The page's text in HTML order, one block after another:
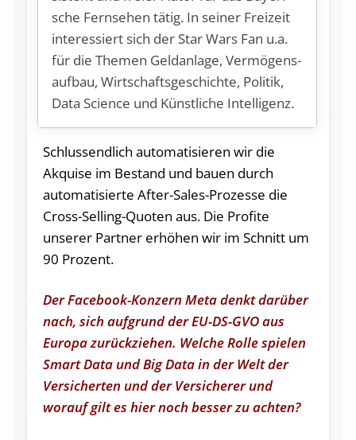
sche Fern­se­hen tä­tig. In sei­ner Frei­zeit
in­ter­es­siert sich der Star Wars Fan u.a.
für die The­men Geld­an­la­ge, Ver­mö­gens­
auf­bau, Wirt­schafts­ge­schich­te, Po­li­tik,
Da­ta Sci­ence und Künst­li­che Intelligenz.
Schlussendlich automatisieren wir die
Akquise im Bestand und bauen durch
automatisierte After-Sales-Prozesse die
Cross-Selling-Quoten aus. Die Profite
unserer Partner erhöhen wir im Schnitt um
90 Prozent.
Der Facebook-Konzern Meta denkt darüber
nach, sich aufgrund der EU-DS-GVO aus
Europa zurückziehen. Welche Rolle spielen
Smart Data und Big Data in der Welt der
Versicherten und der Versicherer und
worauf gilt es hier noch besser zu achten?